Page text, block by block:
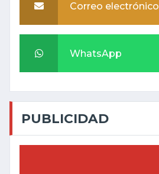
Correo electrónico
WhatsApp
PUBLICIDAD